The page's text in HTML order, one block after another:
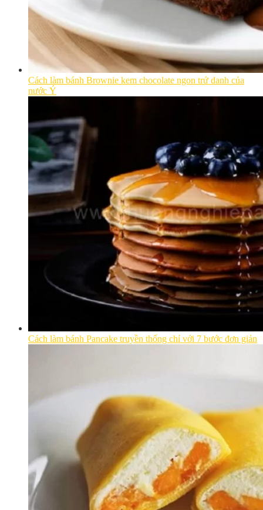
Cách làm bánh Brownie kem chocolate ngon trứ danh của
nước Ý
Cách làm bánh Pancake truyền thống chỉ với 7 bước đơn giản